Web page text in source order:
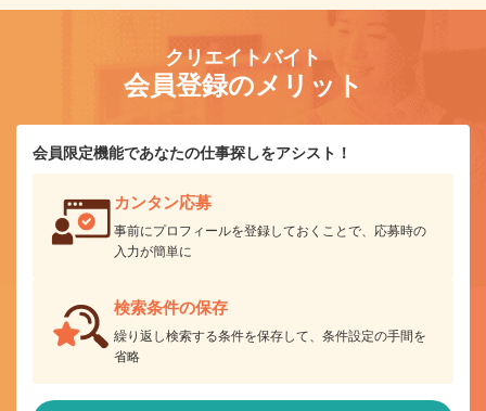
クリエイトバイト
会員登録のメリット
会員限定機能であなたの仕事探しをアシスト！
カンタン応募
事前にプロフィールを登録しておくことで、応募時の
入力が簡単に
検索条件の保存
繰り返し検索する条件を保存して、条件設定の手間を
省略